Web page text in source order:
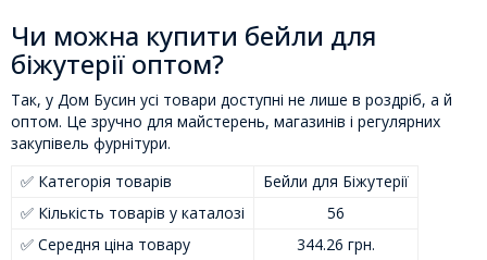
Чи можна купити бейли для
біжутерії оптом?
Так, у Дом Бусин усі товари доступні не лише в роздріб, а й
оптом. Це зручно для майстерень, магазинів і регулярних
закупівель фурнітури.
✅ Категорія товарів
Бейли для Біжутерії
✅ Кількість товарів у каталозі
56
✅ Середня ціна товару
344.26 грн.